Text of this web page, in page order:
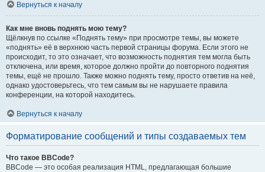
Вернуться к началу
Как мне вновь поднять мою тему?
Щёлкнув по ссылке «Поднять тему» при просмотре темы, вы можете
«поднять» её в верхнюю часть первой страницы форума. Если этого не
происходит, то это означает, что возможность поднятия тем могла быть
отключена, или время, которое должно пройти до повторного поднятия
темы, ещё не прошло. Также можно поднять тему, просто ответив на неё,
однако удостоверьтесь, что тем самым вы не нарушаете правила
конференции, на которой находитесь.
Вернуться к началу
Форматирование сообщений и типы создаваемых тем
Что такое BBCode?
BBCode — это особая реализация HTML, предлагающая большие